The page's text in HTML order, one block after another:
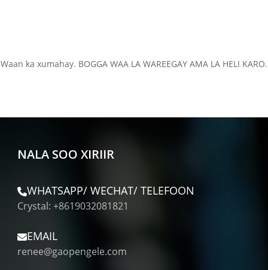
Waan ka xumahay. BOGGA WAA LA WAREEGAY AMA LA HELI KARO.
NALA SOO XIRIIR
WHATSAPP/ WECHAT/ TELEFOON
Crystal: +8619032081821
EMAIL
renee@gaopengele.com